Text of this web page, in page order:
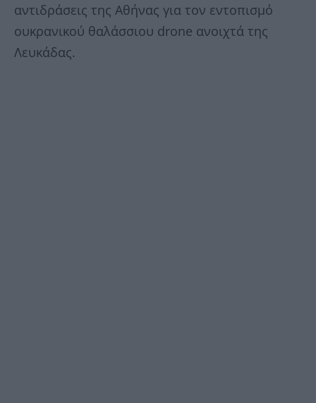
αντιδράσεις της Αθήνας για τον εντοπισμό
ουκρανικού θαλάσσιου drone ανοιχτά της
Λευκάδας.